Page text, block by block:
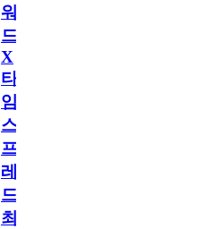
워
드
X
타
임
스
프
레
드]
최